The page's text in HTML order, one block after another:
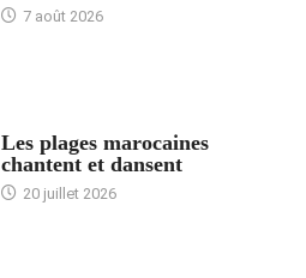
7 août 2026
Les plages marocaines
chantent et dansent
20 juillet 2026